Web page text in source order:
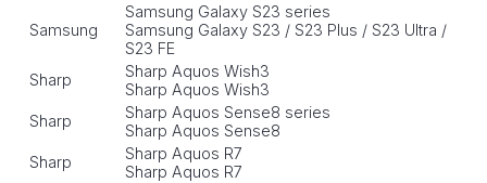
Samsung
Samsung Galaxy S23 series
Samsung Galaxy S23 / S23 Plus / S23 Ultra /
S23 FE
Sharp
Sharp Aquos Wish3
Sharp Aquos Wish3
Sharp
Sharp Aquos Sense8 series
Sharp Aquos Sense8
Sharp
Sharp Aquos R7
Sharp Aquos R7